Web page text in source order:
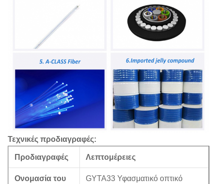
Τεχνικές προδιαγραφές:
Προδιαγραφές Λεπτομέρειες
Ονομασία του
GYTA33 Υφασματικό οπτικό